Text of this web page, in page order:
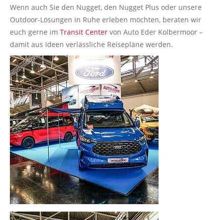
Wenn auch Sie den Nugget, den Nugget Plus oder unsere
Outdoor-Lösungen in Ruhe erleben möchten, beraten wir
euch gerne im Transit Center von Auto Eder Kolbermoor –
damit aus Ideen verlässliche Reisepläne werden.